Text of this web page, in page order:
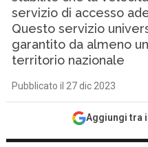
servizio di accesso
Questo servizio
garantito da almeno
territorio nazionale
Pubblicato il 27 dic 2023
Aggiungi tra